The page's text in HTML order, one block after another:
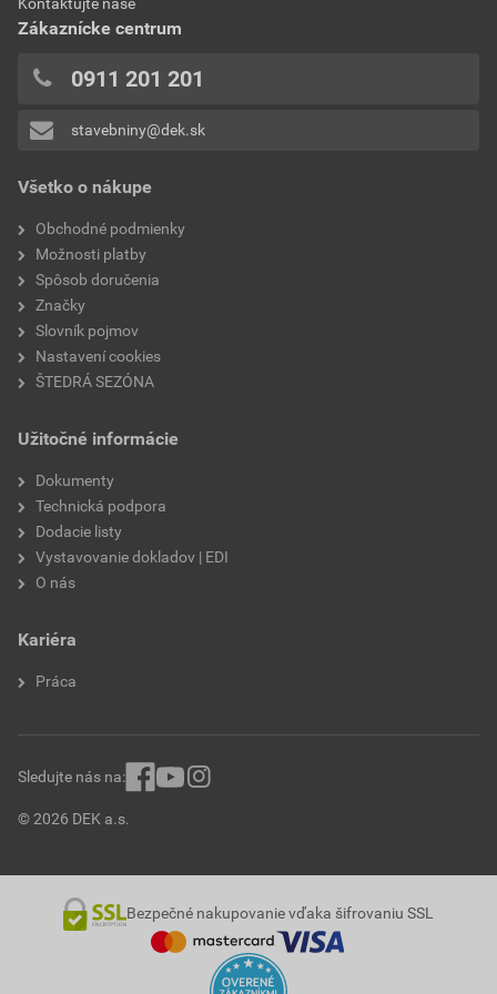
Pridávať hodnotenie môže iba prihlásený užívateľ.
Všetko o nákupe
Obchodné podmienky
Možnosti platby
Spôsob doručenia
Značky
Slovník pojmov
Nastavení cookies
ŠTEDRÁ SEZÓNA
Užitočné informácie
Dokumenty
Technická podpora
Dodacie listy
Vystavovanie dokladov | EDI
O nás
Kariéra
Práca
Kontaktujte naše
Zákaznícke centrum
0911 201 201
stavebniny@dek.sk
© 2026 DEK a.s.
Sledujte nás na:
Bezpečné nakupovanie vďaka šifrovaniu SSL